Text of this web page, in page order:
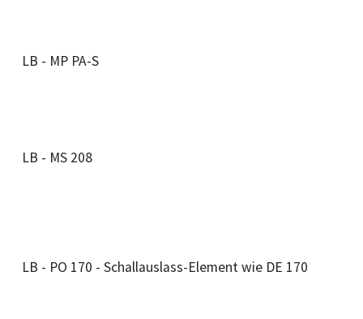
LB - MP PA-S
LB - MS 208
LB - PO 170 - Schallauslass-Element wie DE 170